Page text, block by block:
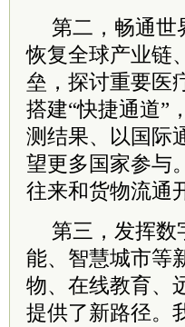
第二，畅通世
恢复全球产业链
垒，探讨重要医
搭建“快捷通道”
测结果、以国际
望更多国家参与
往来和货物流通
第三，发挥数
能、智慧城市等
物、在线教育、
提供了新路径。